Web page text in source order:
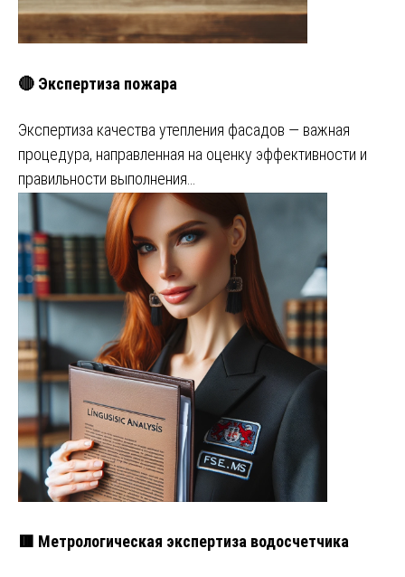
🔴 Экспертиза пожара
Экспертиза качества утепления фасадов — важная
процедура, направленная на оценку эффективности и
правильности выполнения…
🟥 Метрологическая экспертиза водосчетчика